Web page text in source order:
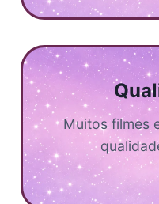
Muitos filmes